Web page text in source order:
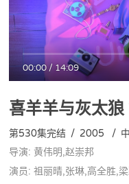
00:00/14:09
喜羊羊与灰太狼
第530集完结 / 2005 /
导演: 黄伟明,赵崇邦
演员: 祖丽晴,张琳,高全胜,